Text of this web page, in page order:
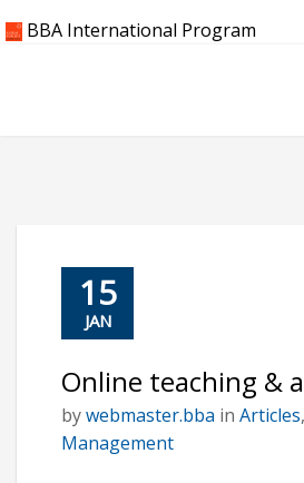
to BBA International Program
15
JAN
Online teaching &
bywebmaster.bba in Articles,
Management